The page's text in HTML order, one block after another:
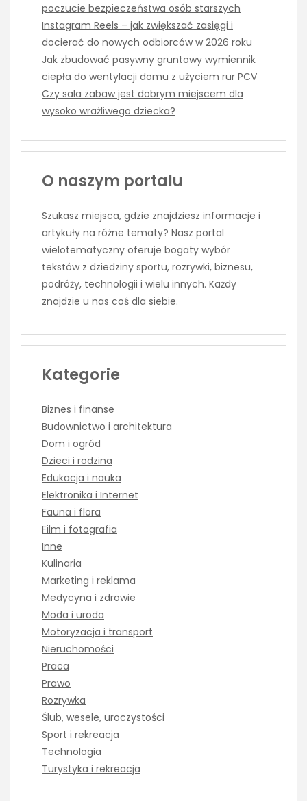
poczucie bezpieczeństwa osób starszych
Instagram Reels – jak zwiększać zasięgi i
docierać do nowych odbiorców w 2026 roku
Jak zbudować pasywny gruntowy wymiennik
ciepła do wentylacji domu z użyciem rur PCV
Czy sala zabaw jest dobrym miejscem dla
wysoko wrażliwego dziecka?
O naszym portalu
Szukasz miejsca, gdzie znajdziesz informacje i
artykuły na różne tematy? Nasz portal
wielotematyczny oferuje bogaty wybór
tekstów z dziedziny sportu, rozrywki, biznesu,
podróży, technologii i wielu innych. Każdy
znajdzie u nas coś dla siebie.
Kategorie
Biznes i finanse
Budownictwo i architektura
Dom i ogród
Dzieci i rodzina
Edukacja i nauka
Elektronika i Internet
Fauna i flora
Film i fotografia
Inne
Kulinaria
Marketing i reklama
Medycyna i zdrowie
Moda i uroda
Motoryzacja i transport
Nieruchomości
Praca
Prawo
Rozrywka
Ślub, wesele, uroczystości
Sport i rekreacja
Technologia
Turystyka i rekreacja